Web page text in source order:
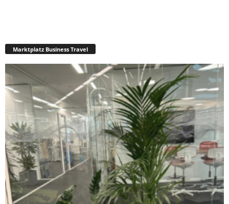
Marktplatz Business Travel